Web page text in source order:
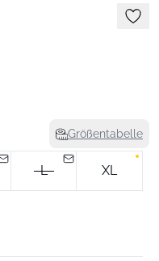
Größentabelle
L XL